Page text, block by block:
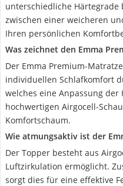
unterschiedliche Härtegrade
zwischen einer weicheren
Ihren persönlichen
Was zeichnet den Emma
Der Emma Premium-
individuellen Schlafkomfort
welches eine Anpassung
hochwertigen Airgocell-
Komfortschaum.
Wie atmungsaktiv ist der
Der Topper besteht aus
Luftzirkulation ermöglicht.
sorgt dies für eine effektive